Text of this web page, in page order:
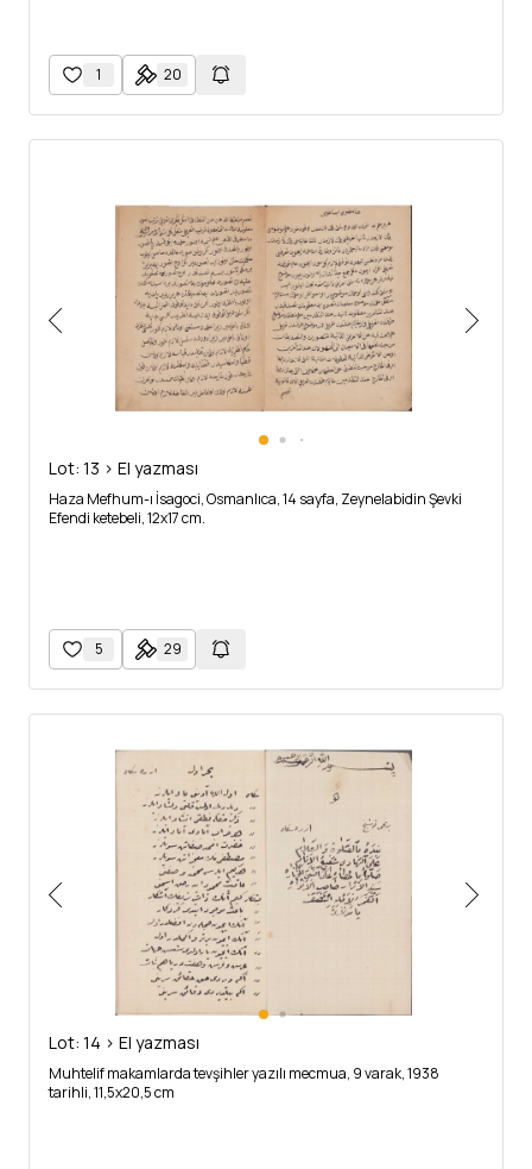
1 20
Lot: 13 > El yazması
Haza Mefhum-ı İsagoci, Osmanlıca, 14 sayfa, Zeynelabidin Şevki
Efendi ketebeli, 12x17 cm.
5 29
Lot: 14 > El yazması
Muhtelif makamlarda tevşihler yazılı mecmua, 9 varak, 1938
tarihli, 11,5x20,5 cm